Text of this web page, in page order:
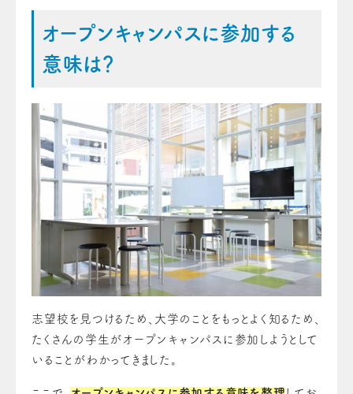
オープンキャンパスに参加する
意味は？
志望校を見つけるため、大学のことをもっとよく知るため、
たくさんの学生がオープンキャンパスに参加しようとして
いることがわかってきました。